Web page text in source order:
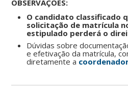
OBSERVAÇÕES:
O candidato classificado
solicitação de matrícula
estipulado perderá o
Dúvidas sobre
e efetivação da matrícula,
diretamente a